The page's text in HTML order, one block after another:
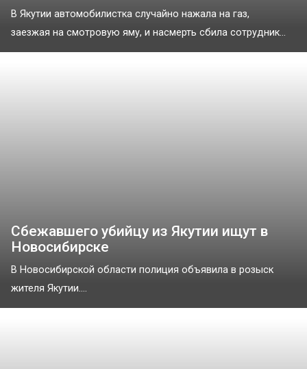
В Якутии автомобилистка случайно нажала на газ,
заезжая на смотровую яму, и насмерть сбила сотрудник...
Сбежавшего убийцу из Якутии ищут в
Новосибирске
В Новосибирской области полиция объявила в розыск
жителя Якутии....